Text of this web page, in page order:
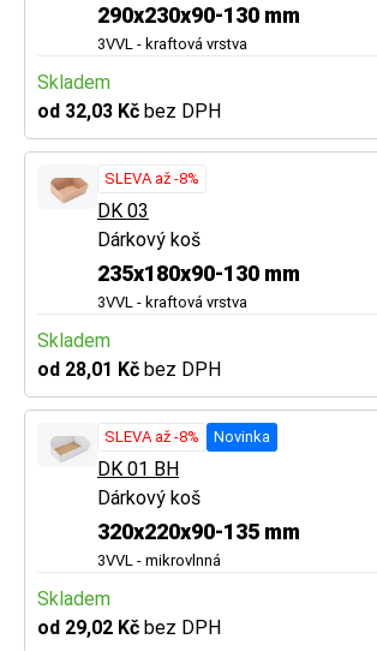
290x230x90-130 mm
3VVL - kraftová vrstva
Skladem
od 32,03 Kč bez DPH
SLEVA až -8%
DK 03
Dárkový koš
235x180x90-130 mm
3VVL - kraftová vrstva
Skladem
od 28,01 Kč bez DPH
SLEVA až -8% Novinka
DK 01 BH
Dárkový koš
320x220x90-135 mm
3VVL - mikrovlnná
Skladem
od 29,02 Kč bez DPH